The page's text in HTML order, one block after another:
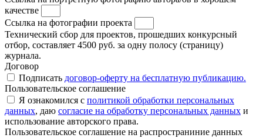
качестве
Ссылка на фотографии проекта
Технический сбор для проектов, прошедших конкурсный
отбор, составляет 4500 руб. за одну полосу (страницу)
журнала.
Договор
Подписать договор-оферту на бесплатную публикацию.
Пользовательское соглашение
Я ознакомился с политикой обработки персональных
данных, даю согласие на обработку персональных данных и
использование авторского права.
Пользовательское соглашение на распространиние данных